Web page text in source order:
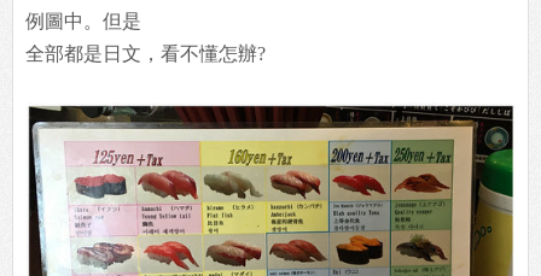
例圖中。但是
全部都是日文，看不懂怎辦?